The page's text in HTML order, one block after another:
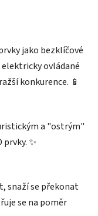
jako bezklíčové
ovládané
konkurence. 📱
a "ostrým"
✨
snaží se překonat
se na poměr